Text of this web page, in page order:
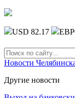
USD 82.17
Новости
Другие новости